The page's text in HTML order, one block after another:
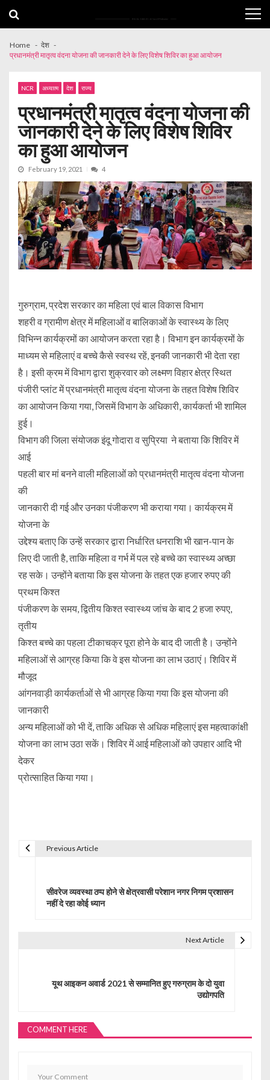
Home
देश
प्रधानमंत्री मातृत्व वंदना योजना की जानकारी देने के लिए विशेष शिविर का हुआ आयोजन
NCR अध्यात्म देश राज्य
प्रधानमंत्री मातृत्व वंदना योजना की
जानकारी देने के लिए विशेष शिविर
का हुआ आयोजन
February 19, 2021 4
गुरुग्राम, प्रदेश सरकार का महिला एवं बाल विकास विभाग
शहरी व ग्रामीण क्षेत्र में महिलाओं व बालिकाओं के स्वास्थ्य के लिए
विभिन्न कार्यक्रमों का आयोजन करता रहा है। विभाग इन कार्यक्रमों के
माध्यम से महिलाएं व बच्चे कैसे स्वस्थ रहें, इनकी जानकारी भी देता रहा
है। इसी क्रम में विभाग द्वारा शुक्रवार को लक्ष्मण विहार क्षेत्र स्थित
पंजीरी प्लांट में प्रधानमंत्री मातृत्व वंदना योजना के तहत विशेष शिविर
का आयोजन किया गया, जिसमें विभाग के अधिकारी, कार्यकर्ता भी शामिल
हुई।
विभाग की जिला संयोजक इंदू गोदारा व सुप्रिया ने बताया कि शिविर में
आई
पहली बार मां बनने वाली महिलाओं को प्रधानमंत्री मातृत्व वंदना योजना
की
जानकारी दी गई और उनका पंजीकरण भी कराया गया। कार्यक्रम में
योजना के
उद्देश्य बताए कि उन्हें सरकार द्वारा निर्धारित धनराशि भी खान-पान के
लिए दी जाती है, ताकि महिला व गर्भ में पल रहे बच्चे का स्वास्थ्य अच्छा
रह सके। उन्होंने बताया कि इस योजना के तहत एक हजार रुपए की
प्रथम किश्त
पंजीकरण के समय, द्वितीय किश्त स्वास्थ्य जांच के बाद 2 हजा रुपए,
तृतीय
किश्त बच्चे का पहला टीकाचक्र पूरा होने के बाद दी जाती है। उन्होंने
महिलाओं से आग्रह किया कि वे इस योजना का लाभ उठाएं। शिविर में
मौजूद
आंगनवाड़ी कार्यकर्ताओं से भी आग्रह किया गया कि इस योजना की
जानकारी
अन्य महिलाओं को भी दें, ताकि अधिक से अधिक महिलाएं इस महत्वाकांक्षी
योजना का लाभ उठा सकें। शिविर में आई महिलाओं को उपहार आदि भी
देकर
प्रोत्साहित किया गया।
Previous Article
सीवरेज व्यवस्था ठप्प होने से क्षेत्रवासी परेशान नगर निगम प्रशासन
नहीं दे रहा कोई ध्यान
Next Article
यूथ आइकन अवार्ड 2021 से सम्मानित हुए गरुग्राम के दो युवा
उद्योगपति
COMMENT HERE